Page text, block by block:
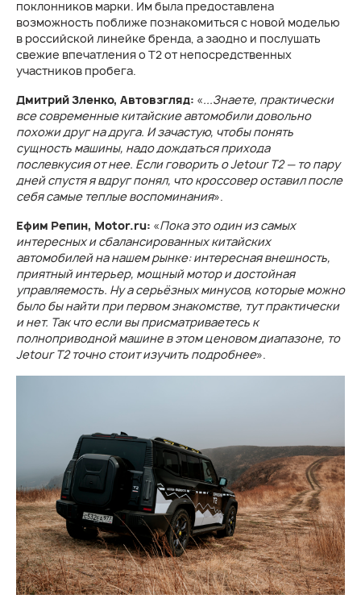
поклонников марки. Им была предоставлена
возможность поближе познакомиться с новой моделью
в российской линейке бренда, а заодно и послушать
свежие впечатления о Т2 от непосредственных
участников пробега.
Дмитрий Зленко, Автовзгляд: «...Знаете, практически
все современные китайские автомобили довольно
похожи друг на друга. И зачастую, чтобы понять
сущность машины, надо дождаться прихода
послевкусия от нее. Если говорить о Jetour T2 — то пару
дней спустя я вдруг понял, что кроссовер оставил после
себя самые теплые воспоминания».
Ефим Репин, Motor.ru: «Пока это один из самых
интересных и сбалансированных китайских
автомобилей на нашем рынке: интересная внешность,
приятный интерьер, мощный мотор и достойная
управляемость. Ну а серьёзных минусов, которые можно
было бы найти при первом знакомстве, тут практически
и нет. Так что если вы присматриваетесь к
полноприводной машине в этом ценовом диапазоне, то
Jetour T2 точно стоит изучить подробнее».